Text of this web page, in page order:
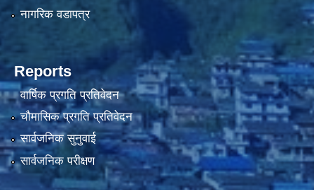
नागरिक वडापत्र
Reports
वार्षिक प्रगति प्रतिवेदन
चौमासिक प्रगति प्रतिवेदन
सार्वजनिक सुनुवाई
सार्वजनिक परीक्षण